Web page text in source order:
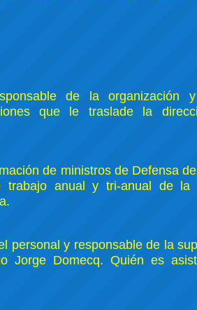
de la organización y
que le traslade la
de ministros de Defensa
trabajo anual y tri-anual de la
personal y responsable de la
Jorge Domecq. Quién es